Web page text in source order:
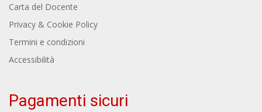
Carta del Docente
Privacy & Cookie Policy
Termini e condizioni
Accessibilità
Pagamenti sicuri